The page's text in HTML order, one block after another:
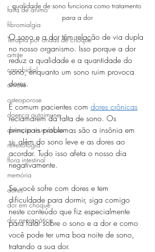
falta de ânimo
fibromialgia
Terapia por ondas de choque
artrite
canabidiol
artrose
osteoporose
doença autoimune
doenças reumáticas
reflexologia
flora intestinal
memória
dores
dor em choque
dor neuropática
qualidade de sono funciona como tratamento
para a dor
O sono e a dor têm relação de via dupla
no nosso organismo. Isso porque a dor
reduz a qualidade e a quantidade do
sono, enquanto um sono ruim provoca
dores.
É comum pacientes com dores crônicas
reclamarem da falta de sono. Os
principais problemas são a insônia em
si, além do sono leve e as dores ao
acordar. Tudo isso afeta o nosso dia
negativamente.
Se você sofre com dores e tem
dificuldade para dormir, siga comigo
neste conteúdo que fiz especialmente
para falar sobre o sono e a dor e como
você pode ter uma boa noite de sono,
tratando a sua dor.